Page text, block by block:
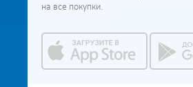
на все покупки.